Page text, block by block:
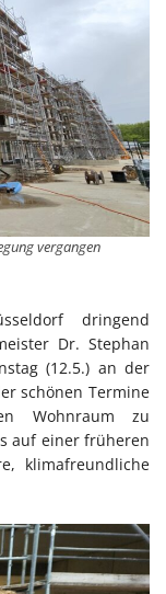
vergangen
dringend
Dr. Stephan
(12.5.) an der
schönen Termine
Wohnraum zu
auf einer früheren
klimafreundliche